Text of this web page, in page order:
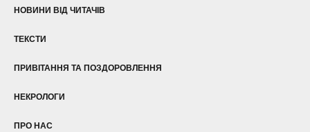
НОВИНИ ВІД ЧИТАЧІВ
ТЕКСТИ
ПРИВІТАННЯ ТА ПОЗДОРОВЛЕННЯ
НЕКРОЛОГИ
ПРО НАС